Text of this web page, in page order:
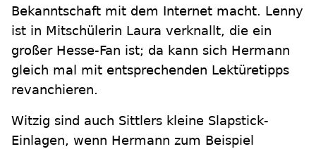
Bekanntschaft mit dem Internet macht. Lenny
ist in Mitschülerin Laura verknallt, die ein
großer Hesse-Fan ist; da kann sich Hermann
gleich mal mit entsprechenden Lektüretipps
revanchieren.
Witzig sind auch Sittlers kleine Slapstick-
Einlagen, wenn Hermann zum Beispiel